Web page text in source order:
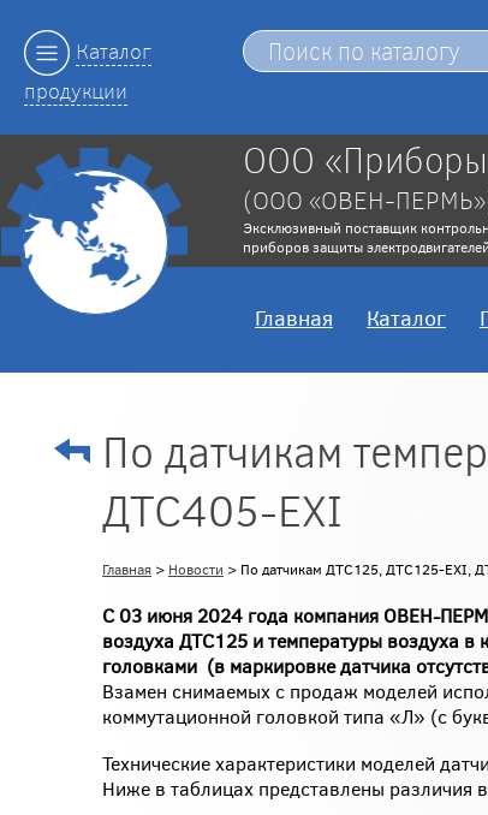
Каталог
продукции
ООО «Приборы
(ООО «ОВЕН-
Эксклюзивный поставщик
приборов защиты
Главная Каталог
По датчикам
ДТС405-EXI
Главная > Новости > По датчикам ДТС125, ДТС125-EXI,
С 03 июня 2024 года компания ОВЕН-
воздуха ДТС125 и температуры воздуха
головками (в маркировке датчика
Взамен снимаемых с продаж моделей
коммутационной головкой типа «Л» (с
Технические характеристики моделей
Ниже в таблицах представлены различия